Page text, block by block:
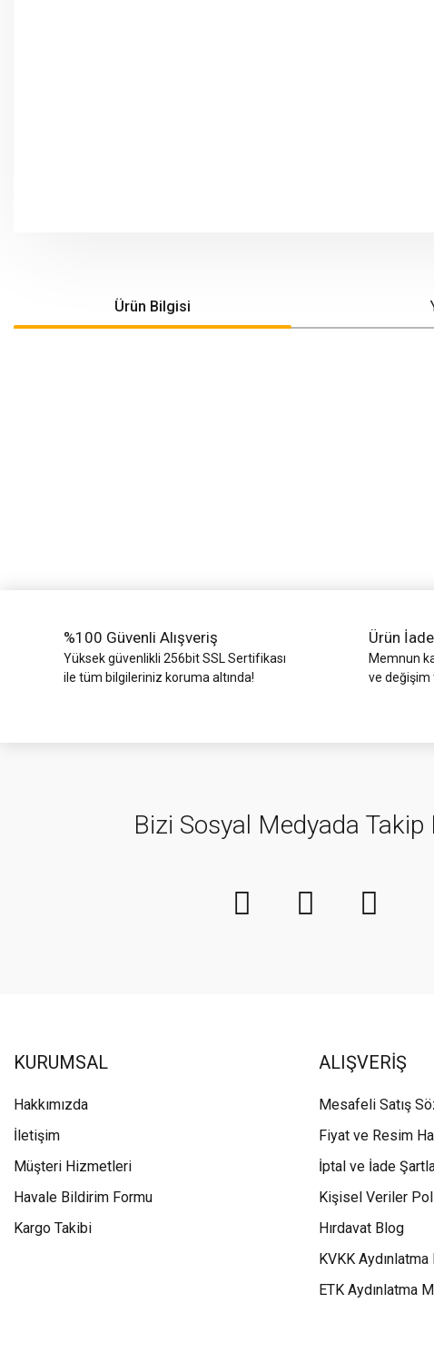
Ürün Bilgisi
%100 Güvenli Alışveriş
Yüksek güvenlikli 256bit SSL Sertifikası
ile tüm bilgileriniz koruma altında!
Ürün
Memnun
ve değişim
Bizi Sosyal Medyada Takip
KURUMSAL
Hakkımızda
İletişim
Müşteri Hizmetleri
Havale Bildirim Formu
Kargo Takibi
ALIŞVERİŞ
Mesafeli Satış
Fiyat ve Resim
İptal ve İade
Kişisel Veriler
Hırdavat Blog
KVKK
ETK Aydınlatma